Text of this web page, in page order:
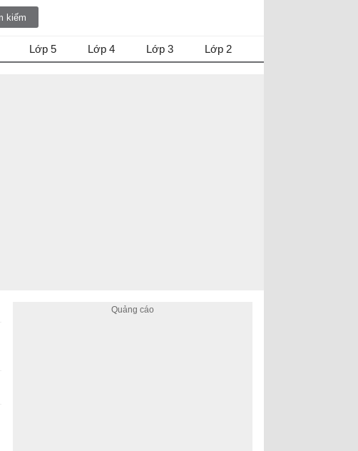
Lớp 5 Lớp 4 Lớp 3 Lớp 2